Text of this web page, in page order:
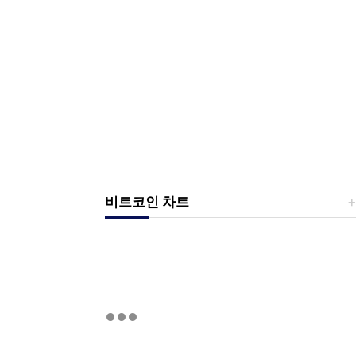
비트코인 차트